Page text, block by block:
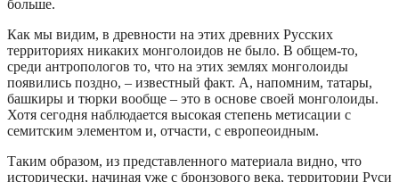
больше.
Как мы видим, в древности на этих древних Русских
территориях никаких монголоидов не было. В общем-то,
среди антропологов то, что на этих землях монголоиды
появились поздно, – известный факт. А, напомним, татары,
башкиры и тюрки вообще – это в основе своей монголоиды.
Хотя сегодня наблюдается высокая степень метисации с
семитским элементом и, отчасти, с европеоидным.
Таким образом, из представленного материала видно, что
исторически, начиная уже с бронзового века, территории Руси